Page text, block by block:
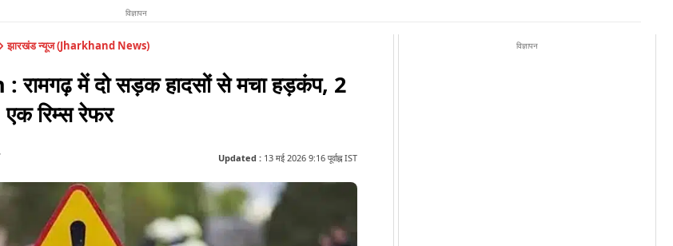
विज्ञापन
झारखंड न्यूज (Jharkhand News)
रामगढ़ में दो सड़क हादसों से मचा हड़कंप, 2
रिम्स रेफर
Updated : 13 मई 2026 9:16 पूर्वाह्न IST
विज्ञापन